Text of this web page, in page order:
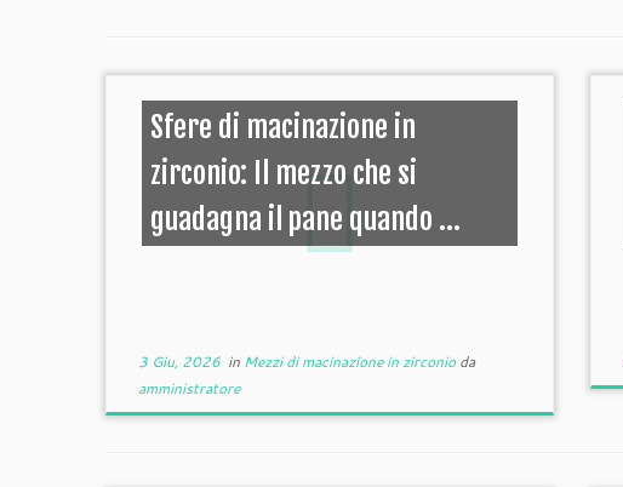
Sfere di macinazione in
zirconio: Il mezzo che si
guadagna il pane quando ...
3 Giu, 2026in Mezzi di macinazione in zirconioda
amministratore